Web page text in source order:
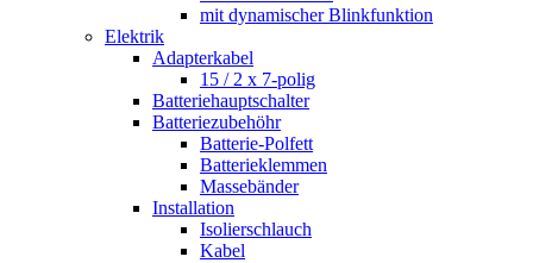
mit dynamischer Blinkfunktion
Elektrik
Adapterkabel
15 / 2 x 7-polig
Batteriehauptschalter
Batteriezubehöhr
Batterie-Polfett
Batterieklemmen
Massebänder
Installation
Isolierschlauch
Kabel